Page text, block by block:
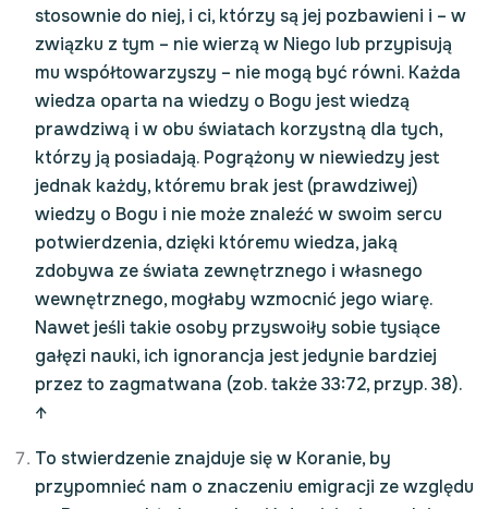
stosownie do niej, i ci, którzy są jej pozbawieni i – w
związku z tym – nie wierzą w Niego lub przypisują
mu współtowarzyszy – nie mogą być równi. Każda
wiedza oparta na wiedzy o Bogu jest wiedzą
prawdziwą i w obu światach korzystną dla tych,
którzy ją posiadają. Pogrążony w niewiedzy jest
jednak każdy, któremu brak jest (prawdziwej)
wiedzy o Bogu i nie może znaleźć w swoim sercu
potwierdzenia, dzięki któremu wiedza, jaką
zdobywa ze świata zewnętrznego i własnego
wewnętrznego, mogłaby wzmocnić jego wiarę.
Nawet jeśli takie osoby przyswoiły sobie tysiące
gałęzi nauki, ich ignorancja jest jedynie bardziej
przez to zagmatwana (zob. także 33:72, przyp. 38).
↑
To stwierdzenie znajduje się w Koranie, by
przypomnieć nam o znaczeniu emigracji ze względu